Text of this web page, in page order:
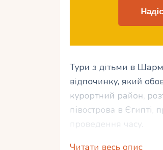
Тури з дітьми в
відпочинку, який
курортний район,
півострова в Єгипті,
проведення часу.
Читати весь опис